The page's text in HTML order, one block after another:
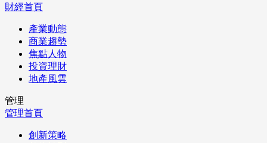
財經首頁
產業動態
商業趨勢
焦點人物
投資理財
地產風雲
管理
管理首頁
創新策略